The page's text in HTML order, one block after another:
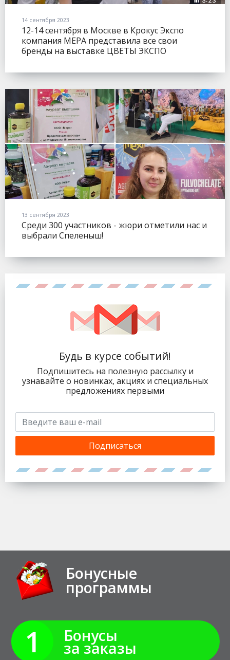
14 сентября 2023
12-14 сентября в Москве в Крокус Экспо
компания МЕРА представила все свои
бренды на выставке ЦВЕТЫ ЭКСПО
13 сентября 2023
Среди 300 участников - жюри отметили нас и
выбрали Спеленыш!
Будь в курсе событий!
Подпишитесь на полезную рассылку и
узнавайте о новинках, акциях и специальных
предложениях первыми
Подписаться
Бонусные
программы
1 Бонусы
за заказы